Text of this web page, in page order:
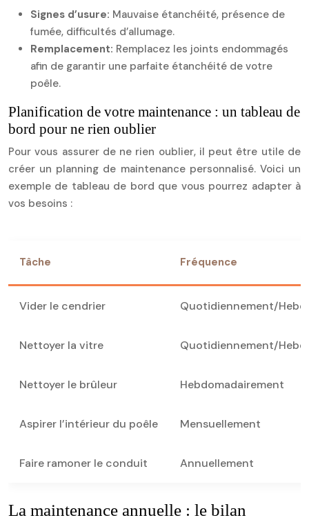
Signes d’usure: Mauvaise étanchéité, présence de
fumée, difficultés d’allumage.
Remplacement: Remplacez les joints endommagés
afin de garantir une parfaite étanchéité de votre
poêle.
Planification de votre maintenance : un tableau de
bord pour ne rien oublier
Pour vous assurer de ne rien oublier, il peut être utile de
créer un planning de maintenance personnalisé. Voici un
exemple de tableau de bord que vous pourrez adapter à
vos besoins :
Tâche Fréquence
Vider le cendrier Quotidiennement/
Nettoyer la vitre Quotidiennement/
Nettoyer le brûleur Hebdomadairement
Aspirer l’intérieur du poêle Mensuellement
Faire ramoner le conduit Annuellement
La maintenance annuelle : le bilan